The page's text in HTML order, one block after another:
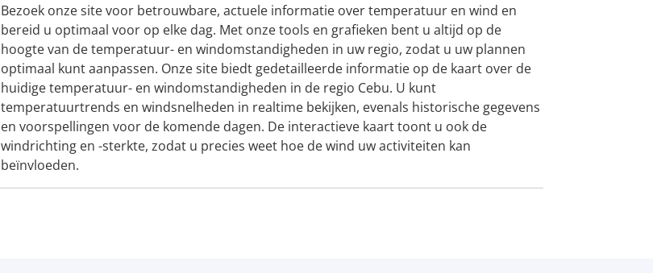
Bezoek onze site voor betrouwbare, actuele informatie over temperatuur en wind en
bereid u optimaal voor op elke dag. Met onze tools en grafieken bent u altijd op de
hoogte van de temperatuur- en windomstandigheden in uw regio, zodat u uw plannen
optimaal kunt aanpassen. Onze site biedt gedetailleerde informatie op de kaart over de
huidige temperatuur- en windomstandigheden in de regio Cebu. U kunt
temperatuurtrends en windsnelheden in realtime bekijken, evenals historische gegevens
en voorspellingen voor de komende dagen. De interactieve kaart toont u ook de
windrichting en -sterkte, zodat u precies weet hoe de wind uw activiteiten kan
beïnvloeden.